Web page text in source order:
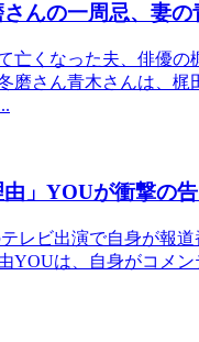
んの一周忌、妻
亡くなった夫、俳優
磨さん青木さんは、
由」YOUが衝撃の
レビ出演で自身が報
YOUは、自身がコメ